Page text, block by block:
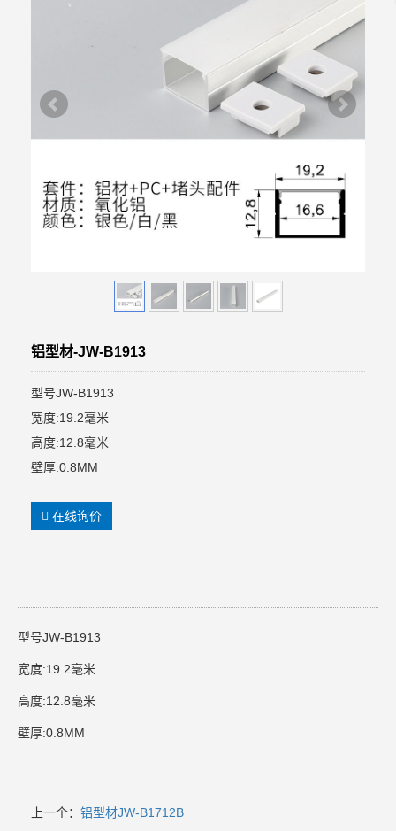
铝型材-JW-B1913
型号JW-B1913
宽度:19.2毫米
高度:12.8毫米
壁厚:0.8MM
在线询价
型号JW-B1913
宽度:19.2毫米
高度:12.8毫米
壁厚:0.8MM
上一个： 铝型材JW-B1712B